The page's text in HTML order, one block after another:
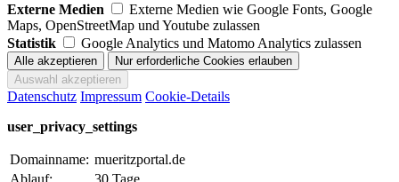
Externe Medien
Externe Medien wie Google Fonts, Google
Maps, OpenStreetMap und Youtube zulassen
Statistik
Google Analytics und Matomo Analytics zulassen
Datenschutz Impressum Cookie-Details
user_privacy_settings
Domainname: mueritzportal.de
Ablauf:
30 Tage